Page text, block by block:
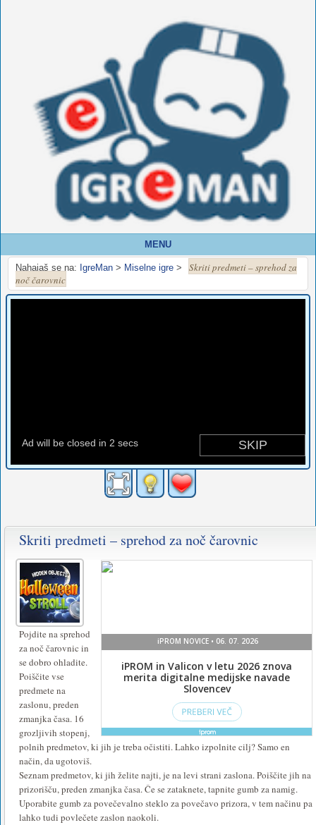
MENU
Nahajaš se na: IgreMan > Miselne igre >
Skriti predmeti – sprehod za
noč čarovnic
Skriti predmeti – sprehod za noč čarovnic
Pojdite na sprehod
za noč čarovnic in
se dobro ohladite.
Poiščite vse
predmete na
zaslonu, preden
zmanjka časa. 16
grozljivih stopenj,
polnih predmetov, ki jih je treba očistiti. Lahko izpolnite cilj? Samo en
način, da ugotoviš.
Seznam predmetov, ki jih želite najti, je na levi strani zaslona. Poiščite jih na
prizorišču, preden zmanjka časa. Če se zataknete, tapnite gumb za namig.
Uporabite gumb za povečevalno steklo za povečavo prizora, v tem načinu pa
lahko tudi povlečete zaslon naokoli.